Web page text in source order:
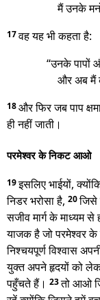
मैं उनके
17वह यह भी कहता है:
“उनके पापों
और अब मैं
18और फिर जब पाप
ही नहीं जाती।
परमेश्वर के निकट आओ
19इसलिए भाईयों,
निडर भरोसा है, 20जिसे
सजीव मार्ग के माध्यम से
याजक है जो परमेश्वर के
निश्चयपूर्ण विश्वास
युक्त अपने हृदयों को
पहुँचते हैं। 23तो आओ